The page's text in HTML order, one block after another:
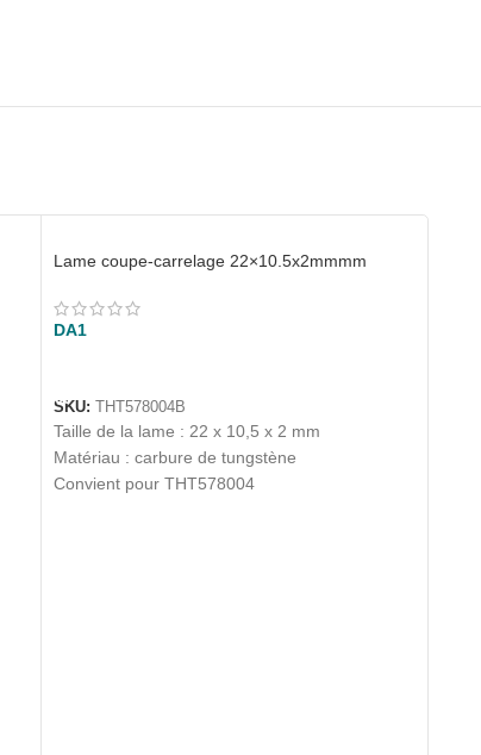
Lame coupe-carrelage 22×10.5x2mmmm
DA1
SKU: THT578004B
Taille de la lame : 22 x 10,5 x 2 mm
Matériau : carbure de tungstène
Convient pour THT578004